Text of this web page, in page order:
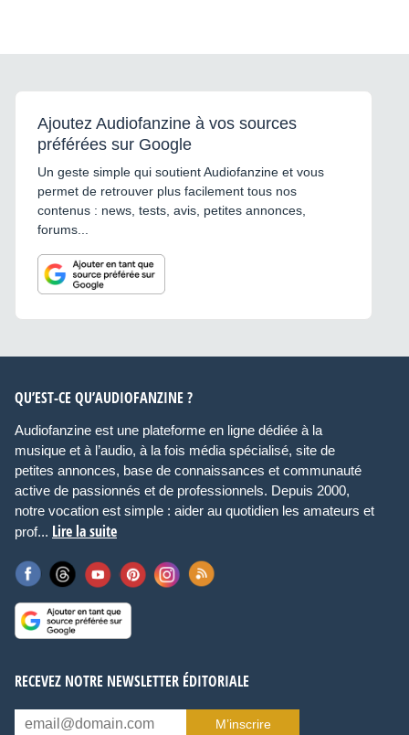
Ajoutez Audiofanzine à vos sources
préférées sur Google
Un geste simple qui soutient Audiofanzine et vous
permet de retrouver plus facilement tous nos
contenus : news, tests, avis, petites annonces,
forums...
QU’EST-CE QU’AUDIOFANZINE ?
Audiofanzine est une plateforme en ligne dédiée à la
musique et à l’audio, à la fois média spécialisé, site de
petites annonces, base de connaissances et communauté
active de passionnés et de professionnels. Depuis 2000,
notre vocation est simple : aider au quotidien les amateurs et
prof... Lire la suite
RECEVEZ NOTRE NEWSLETTER ÉDITORIALE
M’inscrire